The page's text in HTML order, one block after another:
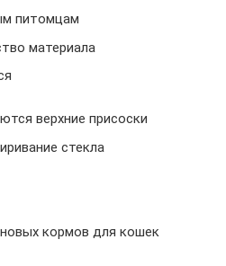
питомцам
материала
верхние присоски
стекла
кормов для кошек